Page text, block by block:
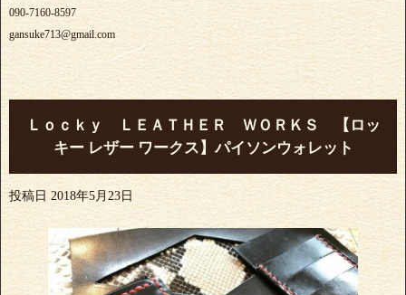
090-7160-8597
gansuke713@gmail.com
Ｌｏｃｋｙ ＬＥＡＴＨＥＲ ＷＯＲＫＳ 【ロッ
キー レザー ワークス】パイソンウォレット
投稿日 2018年5月23日